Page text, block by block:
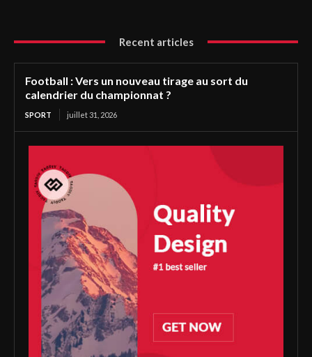
Recent articles
Football : Vers un nouveau tirage au sort du
calendrier du championnat ?
SPORT juillet 31, 2026